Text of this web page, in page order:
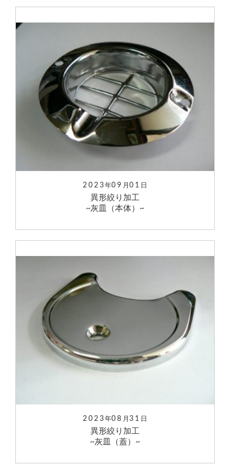
2023年09 月01 日
異形絞り加工
~灰皿（本体）~
2023年08 月31 日
異形絞り加工
~灰皿（蓋）~